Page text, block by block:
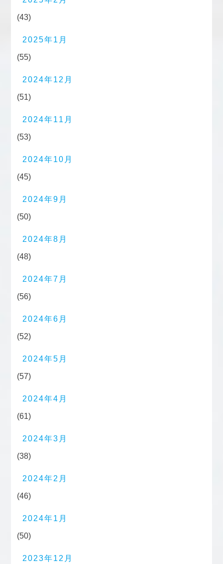
(43)
2025年1月
(55)
2024年12月
(51)
2024年11月
(53)
2024年10月
(45)
2024年9月
(50)
2024年8月
(48)
2024年7月
(56)
2024年6月
(52)
2024年5月
(57)
2024年4月
(61)
2024年3月
(38)
2024年2月
(46)
2024年1月
(50)
2023年12月